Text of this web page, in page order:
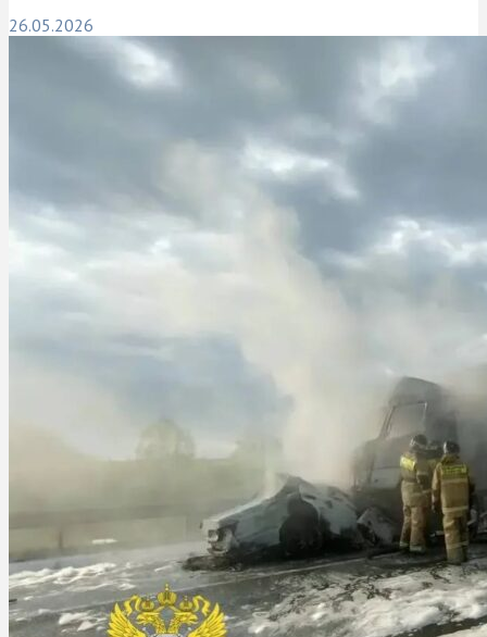
26.05.2026